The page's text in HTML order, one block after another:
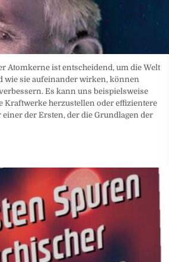
Atomkerne ist entscheidend, um die Welt
wie sie aufeinander wirken, können
Es kann uns beispielsweise
Kraftwerke herzustellen oder effizientere
der Ersten, der die Grundlagen der